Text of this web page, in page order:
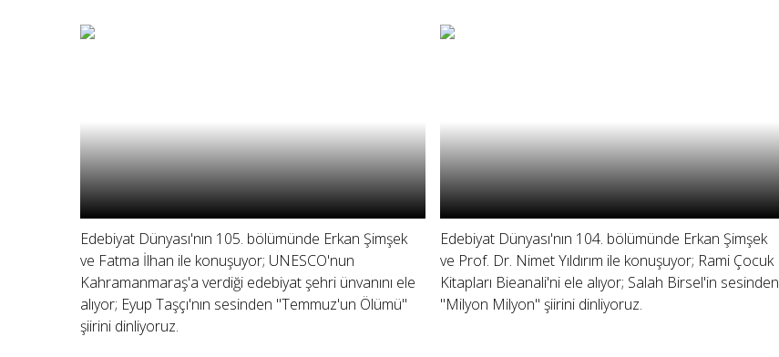
Edebiyat Dünyası'nın 105. bölümünde Erkan Şimşek
ve Fatma İlhan ile konuşuyor; UNESCO'nun
Kahramanmaraş'a verdiği edebiyat şehri ünvanını ele
alıyor; Eyup Taşçı'nın sesinden "Temmuz'un Ölümü"
şiirini dinliyoruz.
Edebiyat Dünyası'nın 104. bölümünde Erkan Şimşek
ve Prof. Dr. Nimet Yıldırım ile konuşuyor; Rami Çocuk
Kitapları Bieanali'ni ele alıyor; Salah Birsel'in sesinden
"Milyon Milyon" şiirini dinliyoruz.